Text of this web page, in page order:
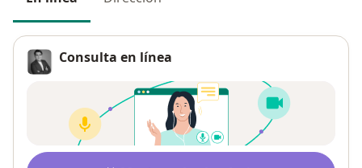
Consulta en línea
Disponibilidad